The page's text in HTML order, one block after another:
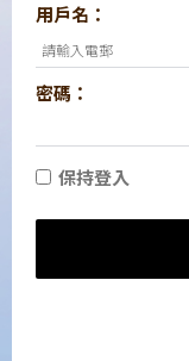
用戶名：
密碼：
保持登入